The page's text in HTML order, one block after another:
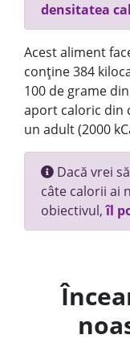
densitatea
Acest aliment
conține 384
100 de grame
aport caloric din
un adult (2000
Dacă vrei
câte calorii ai
obiectivul,îl